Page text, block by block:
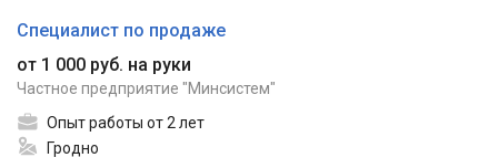
Специалист по продаже
от 1 000 руб. на руки
Частное предприятие "Минсистем"
Опыт работы от 2 лет
Гродно